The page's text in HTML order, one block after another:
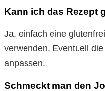
Kann ich das Rezept
Ja, einfach eine
verwenden. Eventuell
anpassen.
Schmeckt man den